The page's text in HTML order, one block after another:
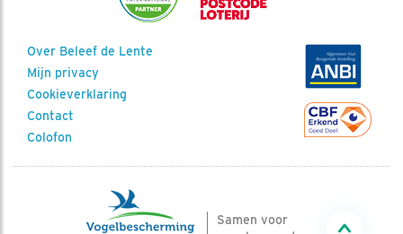
Over Beleef de Lente
Mijn privacy
Cookieverklaring
Contact
Colofon
Samen voor